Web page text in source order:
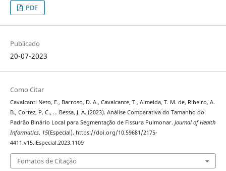
PDF
Publicado
20-07-2023
Como Citar
Cavalcanti Neto, E., Barroso, D. A., Cavalcante, T., Almeida, T. M. de, Ribeiro, A.
B., Cortez, P. C., … Bessa, J. A. (2023). Análise Comparativa do Tamanho do
Padrão Binário Local para Segmentação de Fissura Pulmonar. Journal of Health
Informatics, 15(Especial). https://doi.org/10.59681/2175-
4411.v15.iEspecial.2023.1109
Fomatos de Citação